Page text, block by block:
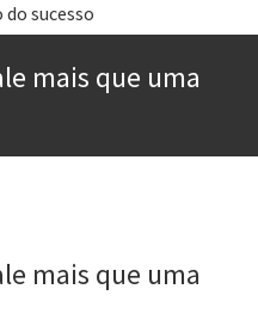
sucesso
não é a resposta
mais que uma
mais que uma